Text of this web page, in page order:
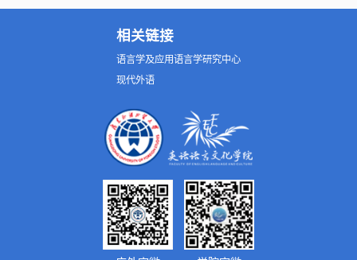
相关链接
语言学及应用语言学研究中心
现代外语